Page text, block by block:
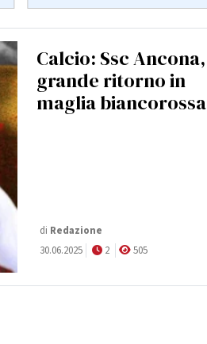
Calcio: Ssc Ancona,
grande ritorno in
maglia biancorossa
di Redazione
30.06.2025
2 505